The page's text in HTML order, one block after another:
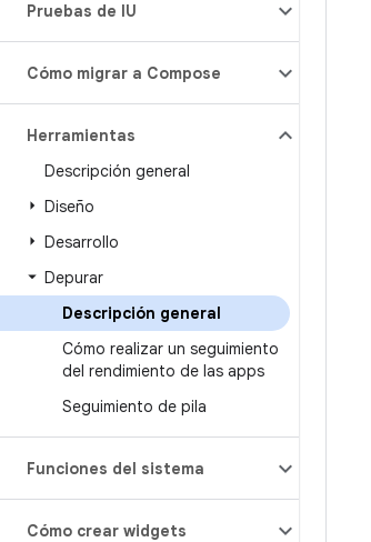
Pruebas de IU
Cómo migrar a Compose
Herramientas
Descripción general
Diseño
Desarrollo
Depurar
Descripción general
Cómo realizar un seguimiento
del rendimiento de las apps
Seguimiento de pila
Funciones del sistema
Cómo crear widgets